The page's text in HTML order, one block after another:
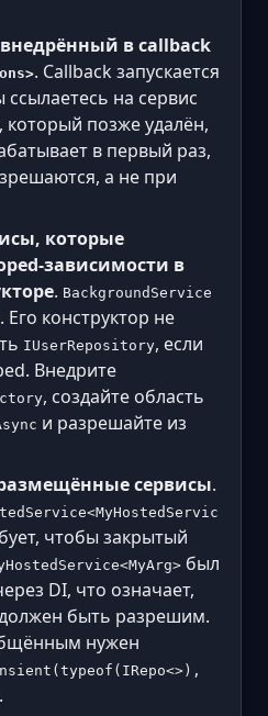
в callback
. Callback запускается
на сервис
который позже удалён,
в первый раз,
а не при
которые
зависимости в
. BackgroundService
конструктор не
IUserRepository, если
Внедрите
, создайте область
и разрешайте из
сервисы.
чтобы закрытый
был
DI, что означает,
быть разрешим.
нужен
.